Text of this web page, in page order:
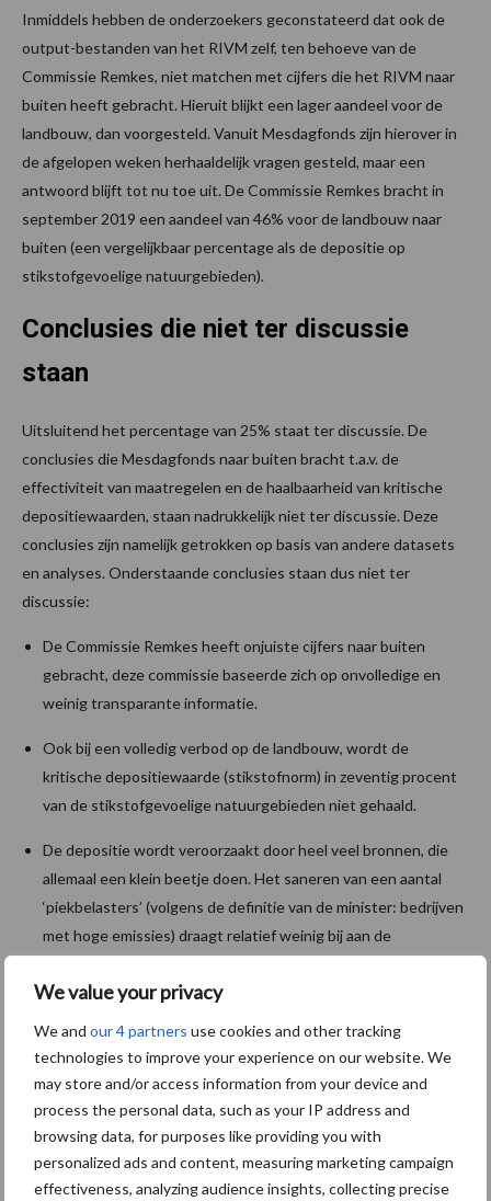
We value your privacy
We and our 4 partners use cookies and other tracking
technologies to improve your experience on our website. We
may store and/or access information from your device and
process the personal data, such as your IP address and
browsing data, for purposes like providing you with
personalized ads and content, measuring marketing campaign
effectiveness, analyzing audience insights, collecting precise
Inmiddels hebben de onderzoekers geconstateerd dat ook de
output-bestanden van het RIVM zelf, ten behoeve van de
Commissie Remkes, niet matchen met cijfers die het RIVM naar
buiten heeft gebracht. Hieruit blijkt een lager aandeel voor de
landbouw, dan voorgesteld. Vanuit Mesdagfonds zijn hierover in
de afgelopen weken herhaaldelijk vragen gesteld, maar een
antwoord blijft tot nu toe uit. De Commissie Remkes bracht in
september 2019 een aandeel van 46% voor de landbouw naar
buiten (een vergelijkbaar percentage als de depositie op
stikstofgevoelige natuurgebieden).
Conclusies die niet ter discussie
staan
Uitsluitend het percentage van 25% staat ter discussie. De
conclusies die Mesdagfonds naar buiten bracht t.a.v. de
effectiviteit van maatregelen en de haalbaarheid van kritische
depositiewaarden, staan nadrukkelijk niet ter discussie. Deze
conclusies zijn namelijk getrokken op basis van andere datasets
en analyses. Onderstaande conclusies staan dus niet ter
discussie:
De Commissie Remkes heeft onjuiste cijfers naar buiten
gebracht, deze commissie baseerde zich op onvolledige en
weinig transparante informatie.
Ook bij een volledig verbod op de landbouw, wordt de
kritische depositiewaarde (stikstofnorm) in zeventig procent
van de stikstofgevoelige natuurgebieden niet gehaald.
De depositie wordt veroorzaakt door heel veel bronnen, die
allemaal een klein beetje doen. Het saneren van een aantal
‘piekbelasters’ (volgens de definitie van de minister: bedrijven
met hoge emissies) draagt relatief weinig bij aan de
tussen emissies en deposities op Natura2000. Kortom: alle
De miljardenschades in de bouw waren niet nodig geweest,
als de depositieberekeningen voor de vergunningen en vanuit
emissieregistratie waren gekoppeld.
Slotopmerkingen